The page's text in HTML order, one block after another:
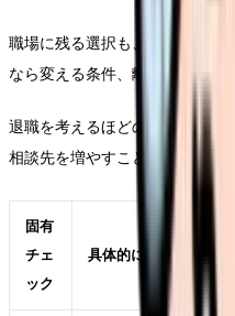
職場に残る選択も、離れる選択
なら変える条件、離れるなら次
退職を考えるほどの悩みは、本
相談先を増やすことも、判断の
固有
チェ
ック
具体的に見ること